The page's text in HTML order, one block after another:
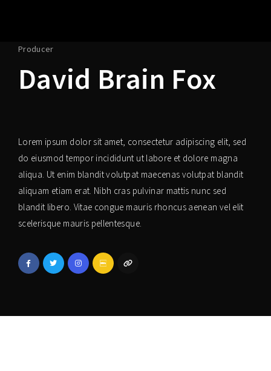
Producer
David Brain Fox
Lorem ipsum dolor sit amet, consectetur adipiscing elit, sed
do eiusmod tempor incididunt ut labore et dolore magna
aliqua. Ut enim blandit volutpat maecenas volutpat blandit
aliquam etiam erat. Nibh cras pulvinar mattis nunc sed
blandit libero. Vitae congue mauris rhoncus aenean vel elit
scelerisque mauris pellentesque.